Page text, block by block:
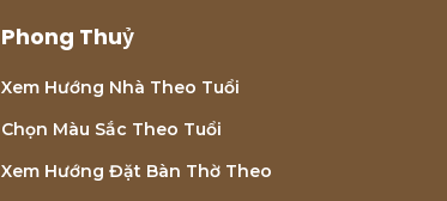
Phong Thuỷ
Xem Hướng Nhà Theo Tuổi
Chọn Màu Sắc Theo Tuổi
Xem Hướng Đặt Bàn Thờ Theo